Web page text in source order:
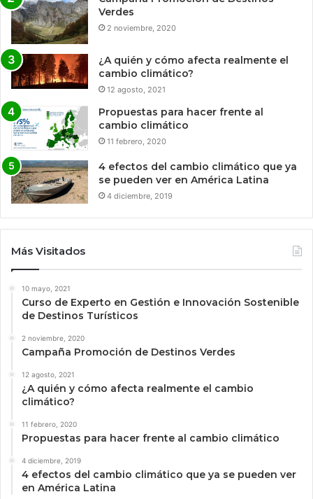
Verdes
2 noviembre, 2020
¿A quién y cómo afecta realmente el
cambio climático?
12 agosto, 2021
Propuestas para hacer frente al
cambio climático
11 febrero, 2020
4 efectos del cambio climático que ya
se pueden ver en América Latina
4 diciembre, 2019
Más Visitados
10 mayo, 2021
Curso de Experto en Gestión e Innovación Sostenible
de Destinos Turísticos
2 noviembre, 2020
Campaña Promoción de Destinos Verdes
12 agosto, 2021
¿A quién y cómo afecta realmente el cambio
climático?
11 febrero, 2020
Propuestas para hacer frente al cambio climático
4 diciembre, 2019
4 efectos del cambio climático que ya se pueden ver
en América Latina